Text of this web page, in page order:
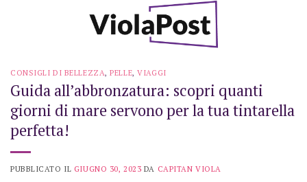
CONSIGLI DI BELLEZZA,PELLE,VIAGGI
Guida all’abbronzatura: scopri quanti
giorni di mare servono per la tua tintarella
perfetta!
PUBBLICATO IL GIUGNO 30, 2023 DA CAPITAN VIOLA